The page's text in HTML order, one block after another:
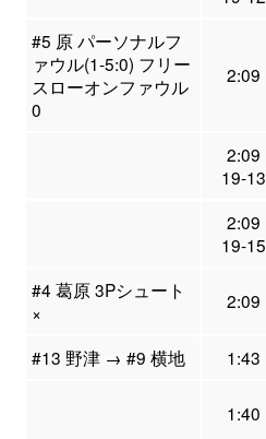
#5 原 パーソナルフ
ァウル(1-5:0) フリー
スローオンファウル
0
2:09
2:09
19-13
2:09
19-15
#4 葛原 3Pシュート
×
2:09
#13 野津 → #9 横地 1:43
1:40